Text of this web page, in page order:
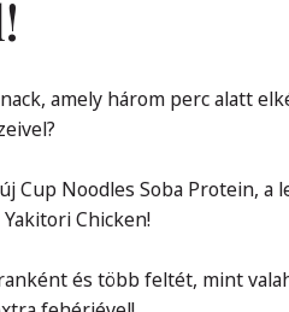
amely három perc alatt
Cup Noodles Soba Protein, a
Chicken!
és több feltét, mint